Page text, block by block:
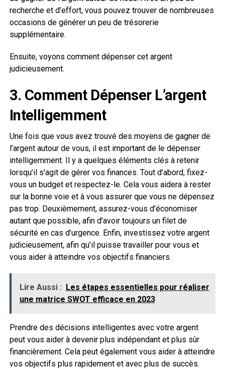
recherche et d’effort, vous pouvez trouver de nombreuses
occasions de générer un peu de trésorerie
supplémentaire.
Ensuite, voyons comment dépenser cet argent
judicieusement.
3. Comment Dépenser L’argent
Intelligemment
Une fois que vous avez trouvé des moyens de gagner de
l’argent autour de vous, il est important de le dépenser
intelligemment. Il y a quelques éléments clés à retenir
lorsqu’il s’agit de gérer vos finances. Tout d’abord, fixez-
vous un budget et respectez-le. Cela vous aidera à rester
sur la bonne voie et à vous assurer que vous ne dépensez
pas trop. Deuxièmement, assurez-vous d’économiser
autant que possible, afin d’avoir toujours un filet de
sécurité en cas d’urgence. Enfin, investissez votre argent
judicieusement, afin qu’il puisse travailler pour vous et
vous aider à atteindre vos objectifs financiers.
Lire Aussi : Les étapes essentielles pour réaliser
une matrice SWOT efficace en 2023
Prendre des décisions intelligentes avec votre argent
peut vous aider à devenir plus indépendant et plus sûr
financièrement. Cela peut également vous aider à atteindre
vos objectifs plus rapidement et avec plus de succès.